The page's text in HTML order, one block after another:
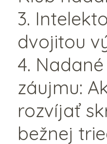
3.
dvojitou
4.
záujmu:
rozvíjať
bežnej